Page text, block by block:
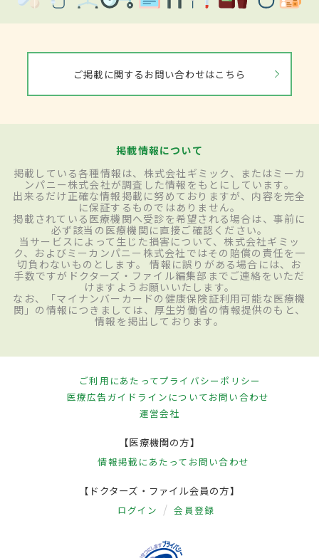
ご掲載に関するお問い合わせはこちら
掲載情報について
掲載している各種情報は、株式会社ギミック、またはミーカ
ンパニー株式会社が調査した情報をもとにしています。
出来るだけ正確な情報掲載に努めておりますが、内容を完全
に保証するものではありません。
掲載されている医療機関へ受診を希望される場合は、事前に
必ず該当の医療機関に直接ご確認ください。
当サービスによって生じた損害について、株式会社ギミッ
ク、およびミーカンパニー株式会社ではその賠償の責任を一
切負わないものとします。 情報に誤りがある場合には、お
手数ですがドクターズ・ファイル編集部までご連絡をいただ
けますようお願いいたします。
なお、「マイナンバーカードの健康保険証利用可能な医療機
関」の情報につきましては、厚生労働省の情報提供のもと、
情報を掲出しております。
ご利用にあたってプライバシーポリシー
医療広告ガイドラインについてお問い合わせ
運営会社
【医療機関の方】
情報掲載にあたって お問い合わせ
【ドクターズ・ファイル会員の方】
ログイン 会員登録